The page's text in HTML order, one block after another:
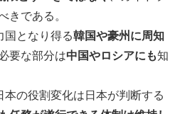
きである。
国となり得る韓国や豪州に周知
要な部分は中国やロシアにも知
の役割変化は日本が判断する